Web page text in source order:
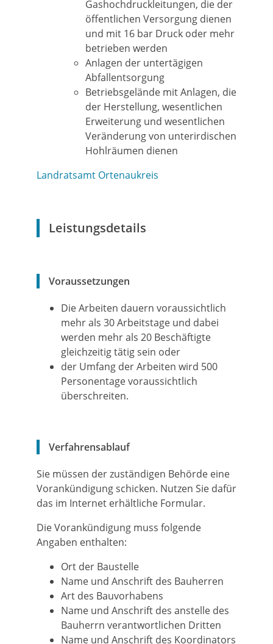
Gashochdruckleitungen, die der
öffentlichen Versorgung dienen
und mit 16 bar Druck oder mehr
betrieben werden
Anlagen der untertägigen
Abfallentsorgung
Betriebsgelände mit Anlagen, die
der Herstellung, wesentlichen
Erweiterung und wesentlichen
Veränderung von unterirdischen
Hohlräumen dienen
Landratsamt Ortenaukreis
Leistungsdetails
Voraussetzungen
Die Arbeiten dauern voraussichtlich
mehr als 30 Arbeitstage und dabei
werden mehr als 20 Beschäftigte
gleichzeitig tätig sein oder
der Umfang der Arbeiten wird 500
Personentage voraussichtlich
überschreiten.
Verfahrensablauf
Sie müssen der zuständigen Behörde eine
Vorankündigung schicken. Nutzen Sie dafür
das im Internet erhältliche Formular.
Die Vorankündigung muss folgende
Angaben enthalten:
Ort der Baustelle
Name und Anschrift des Bauherren
Art des Bauvorhabens
Name und Anschrift des anstelle des
Bauherrn verantwortlichen Dritten
Name und Anschrift des Koordinators